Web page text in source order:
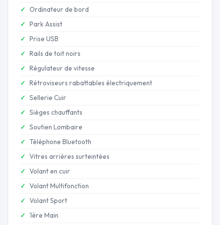
Ordinateur de bord
Park Assist
Prise USB
Rails de toit noirs
Régulateur de vitesse
Rétroviseurs rabattables électriquement
Sellerie Cuir
Sièges chauffants
Soutien Lombaire
Téléphone Bluetooth
Vitres arrières surteintées
Volant en cuir
Volant Multifonction
Volant Sport
1ère Main